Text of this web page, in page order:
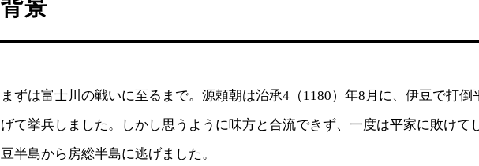
背景
まずは富士川の戦いに至るまで。源頼朝は治承4（1180）年8月に、伊豆で打倒
げて挙兵しました。しかし思うように味方と合流できず、一度は平家に敗けて
豆半島から房総半島に逃げました。